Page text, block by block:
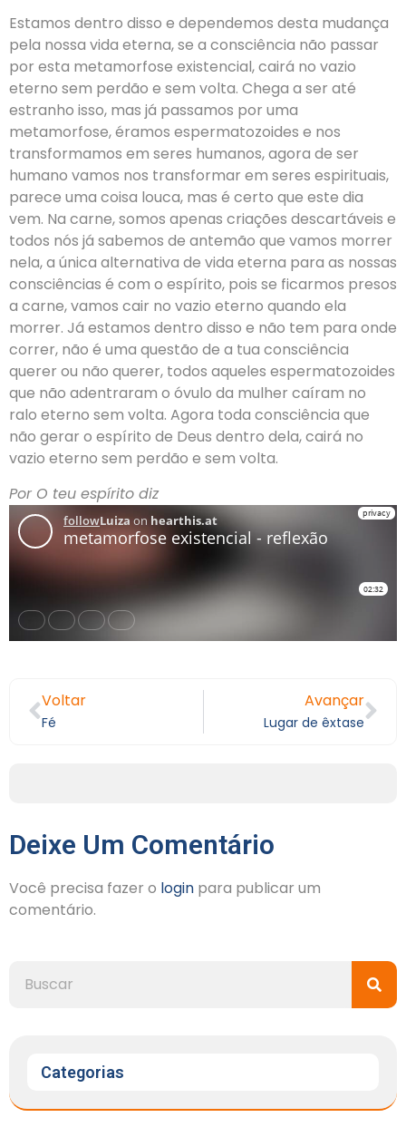
Estamos dentro disso e dependemos desta mudança
pela nossa vida eterna, se a consciência não passar
por esta metamorfose existencial, cairá no vazio
eterno sem perdão e sem volta. Chega a ser até
estranho isso, mas já passamos por uma
metamorfose, éramos espermatozoides e nos
transformamos em seres humanos, agora de ser
humano vamos nos transformar em seres espirituais,
parece uma coisa louca, mas é certo que este dia
vem. Na carne, somos apenas criações descartáveis e
todos nós já sabemos de antemão que vamos morrer
nela, a única alternativa de vida eterna para as nossas
consciências é com o espírito, pois se ficarmos presos
a carne, vamos cair no vazio eterno quando ela
morrer. Já estamos dentro disso e não tem para onde
correr, não é uma questão de a tua consciência
querer ou não querer, todos aqueles espermatozoides
que não adentraram o óvulo da mulher caíram no
ralo eterno sem volta. Agora toda consciência que
não gerar o espírito de Deus dentro dela, cairá no
vazio eterno sem perdão e sem volta.
Por O teu espírito diz
Voltar
Fé
Avançar
Lugar de êxtase
Deixe Um Comentário
Você precisa fazer o login para publicar um
comentário.
Categorias